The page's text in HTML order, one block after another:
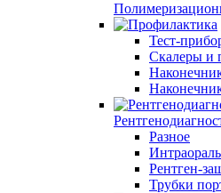
Тест-
Скалеры и
Разное
Рентген-
Трубки